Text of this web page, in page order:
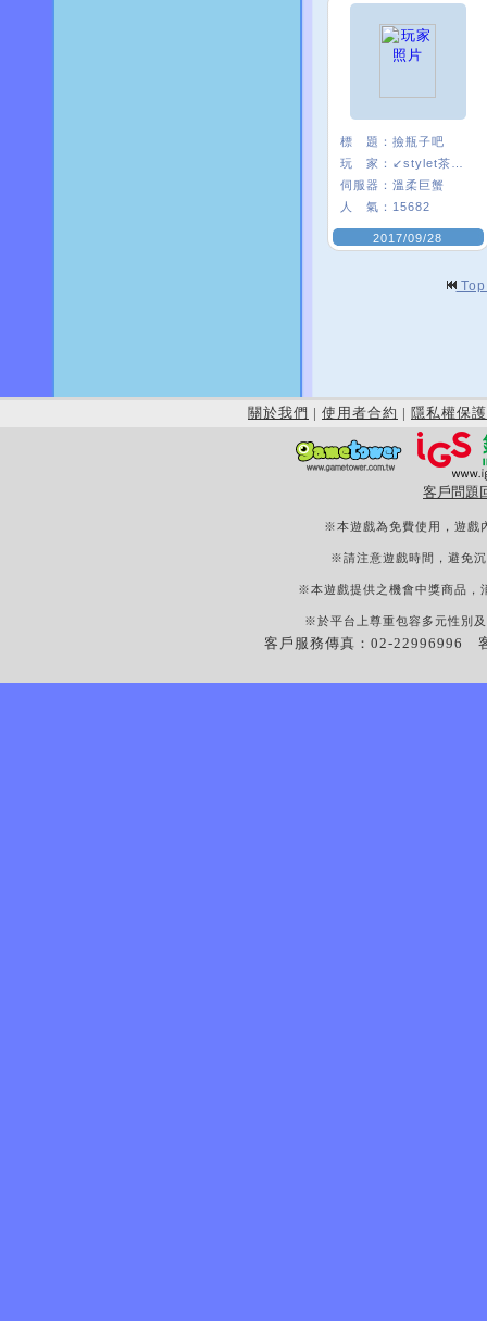
標 題： 撿瓶子吧
玩 家：
伺服器： 溫柔巨蟹
人 氣： 15682
2017/09/28
關於我們 | 使用者合約 | 隱私權保護
客戶問題
※本遊戲為免費使用，遊戲
※請注意遊戲時間，避免
※本遊戲提供之機會中獎商品，
※於平台上尊重包容多元性別
客戶服務傳真：02-22996996